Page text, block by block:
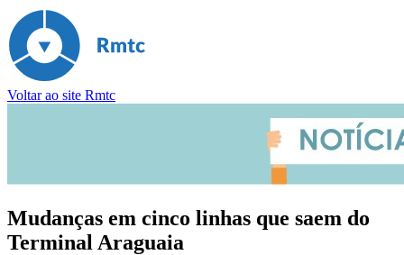
Voltar ao site Rmtc
Mudanças em cinco linhas que saem do
Terminal Araguaia